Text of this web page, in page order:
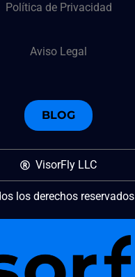
Política de Privacidad
Aviso Legal
BLOG
VisorFly LLC
los derechos reservados